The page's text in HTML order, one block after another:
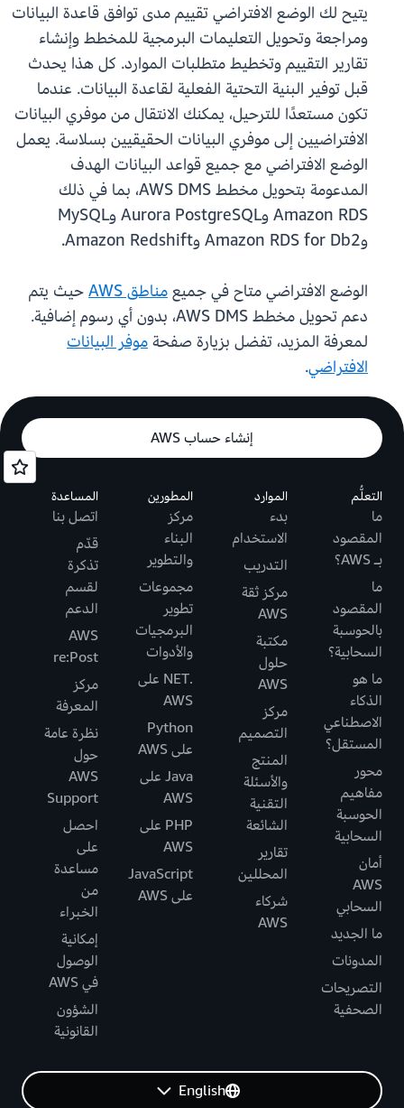
يتيح لك الوضع الافتراضي تقييم مدى توافق قاعدة البيانات
ومراجعة وتحويل التعليمات البرمجية للمخطط وإنشاء
تقارير التقييم وتخطيط متطلبات الموارد. كل هذا يحدث
قبل توفير البنية التحتية الفعلية لقاعدة البيانات. عندما
تكون مستعدًا للترحيل، يمكنك الانتقال من موفري البيانات
الافتراضيين إلى موفري البيانات الحقيقيين بسلاسة. يعمل
الوضع الافتراضي مع جميع قواعد البيانات الهدف
المدعومة بتحويل مخطط AWS DMS، بما في ذلك
Amazon RDS وAurora PostgreSQL وMySQL
وAmazon RDS for Db2 وAmazon Redshift.
الوضع الافتراضي متاح في جميعمناطق AWS
حيث يتم
دعم تحويل مخطط AWS DMS، بدون أي رسوم إضافية.
لمعرفة المزيد، تفضل بزيارة صفحةموفر البيانات
الافتراضي.
إنشاء حساب AWS
التعلُّم
ما
المقصود
بـ AWS؟
ما
المقصود
بالحوسبة
السحابية؟
ما هو
الذكاء
الاصطناعي
المستقل؟
محور
مفاهيم
الحوسبة
السحابية
أمان
AWS
السحابي
ما الجديد
المدونات
التصريحات
الصحفية
الموارد
بدء
الاستخدام
التدريب
مركز ثقة
AWS
مكتبة
حلول
AWS
مركز
التصميم
المنتج
والأسئلة
التقنية
الشائعة
تقارير
المحللين
شركاء
AWS
المطورين
مركز
البناء
والتطوير
مجموعات
تطوير
البرمجيات
والأدوات
.NET على
AWS
Python
على AWS
Java على
AWS
PHP على
AWS
JavaScript
على AWS
المساعدة
اتصل بنا
قدّم
تذكرة
لقسم
الدعم
AWS
re:Post
مركز
المعرفة
نظرة عامة
حول
AWS
Support
احصل
على
مساعدة
من
الخبراء
إمكانية
الوصول
في AWS
الشؤون
القانونية
English